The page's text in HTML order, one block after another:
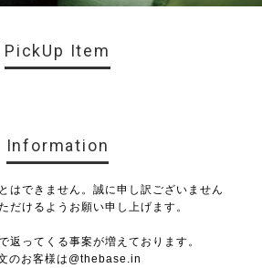
PickUp Item
Information
はできません。誠に申し訳ございません
だけるようお願い申し上げます。
返ってくる事案が増えております。
のお客様は@thebase.in